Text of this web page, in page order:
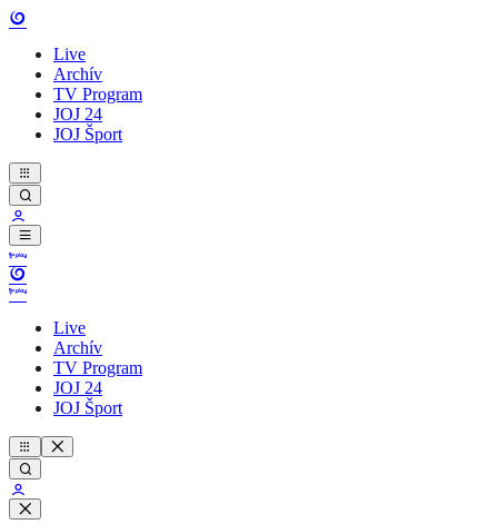
Live
Archív
TV Program
JOJ 24
JOJ Šport
Live
Archív
TV Program
JOJ 24
JOJ Šport